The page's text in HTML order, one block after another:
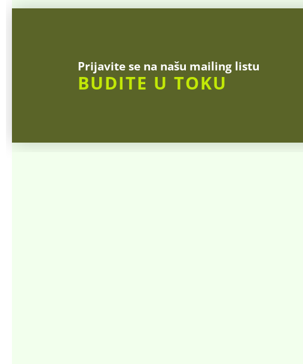
Prijavite se na našu mailing listu
BUDITE U TOKU